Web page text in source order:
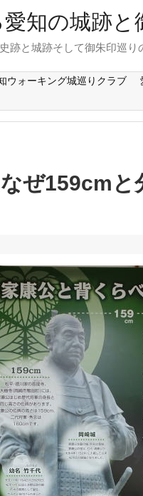
知の城跡と
跡と城跡そして御朱印巡り
ウォーキング城巡りクラブ
ぜ159cmと